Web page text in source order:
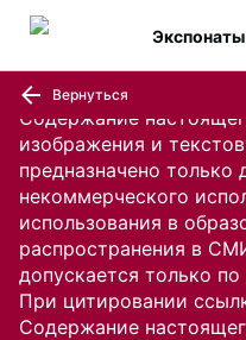
Содержание
изображения и
предназначено только
некоммерческого
использования в
распространения в
допускается только
При цитировании
Содержание
Экспонаты
Вернуться